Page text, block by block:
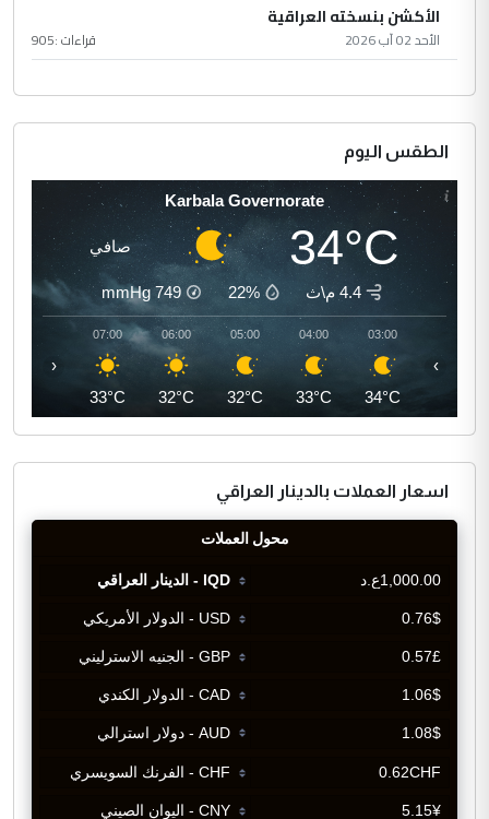
الأكشن بنسخته العراقية
الأحد 02 آب 2026 قراءات :905
الطقس اليوم
Karbala Governorate
34°C صافي
4.4 م\ث 22%
749
mmHg
03:00
34°C
04:00
33°C
05:00
32°C
06:00
32°C
07:00
33°C
‹ ›
اسعار العملات بالدينار العراقي